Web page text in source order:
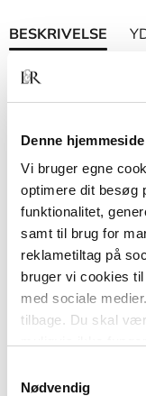
Denne
Vi bruger egne
optimere dit besøg
funktionalitet,
samt til brug for
reklametiltag på
bruger vi cookies
med sociale
tilbage. Du skal
Nødvendig
BESKRIVELSE
Pædagogen som
læringsmiljø
pædagogers
læringsmiljø
godt gennem
Anden udgave
med at
Forfatteren
læringsbegreb
læringsmiljø kan
evaluere